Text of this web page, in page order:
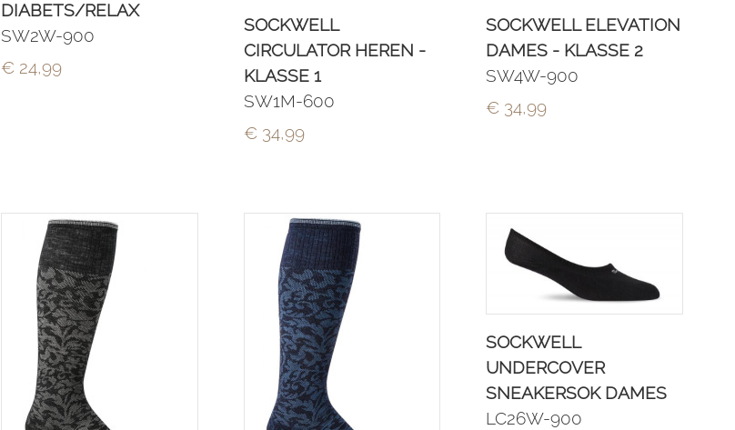
DIABETS/RELAX
SW2W-900
€ 24,99
SOCKWELL
CIRCULATOR HEREN -
KLASSE 1
SW1M-600
€ 34,99
SOCKWELL ELEVATION
DAMES - KLASSE 2
SW4W-900
€ 34,99
SOCKWELL
UNDERCOVER
SNEAKERSOK DAMES
LC26W-900